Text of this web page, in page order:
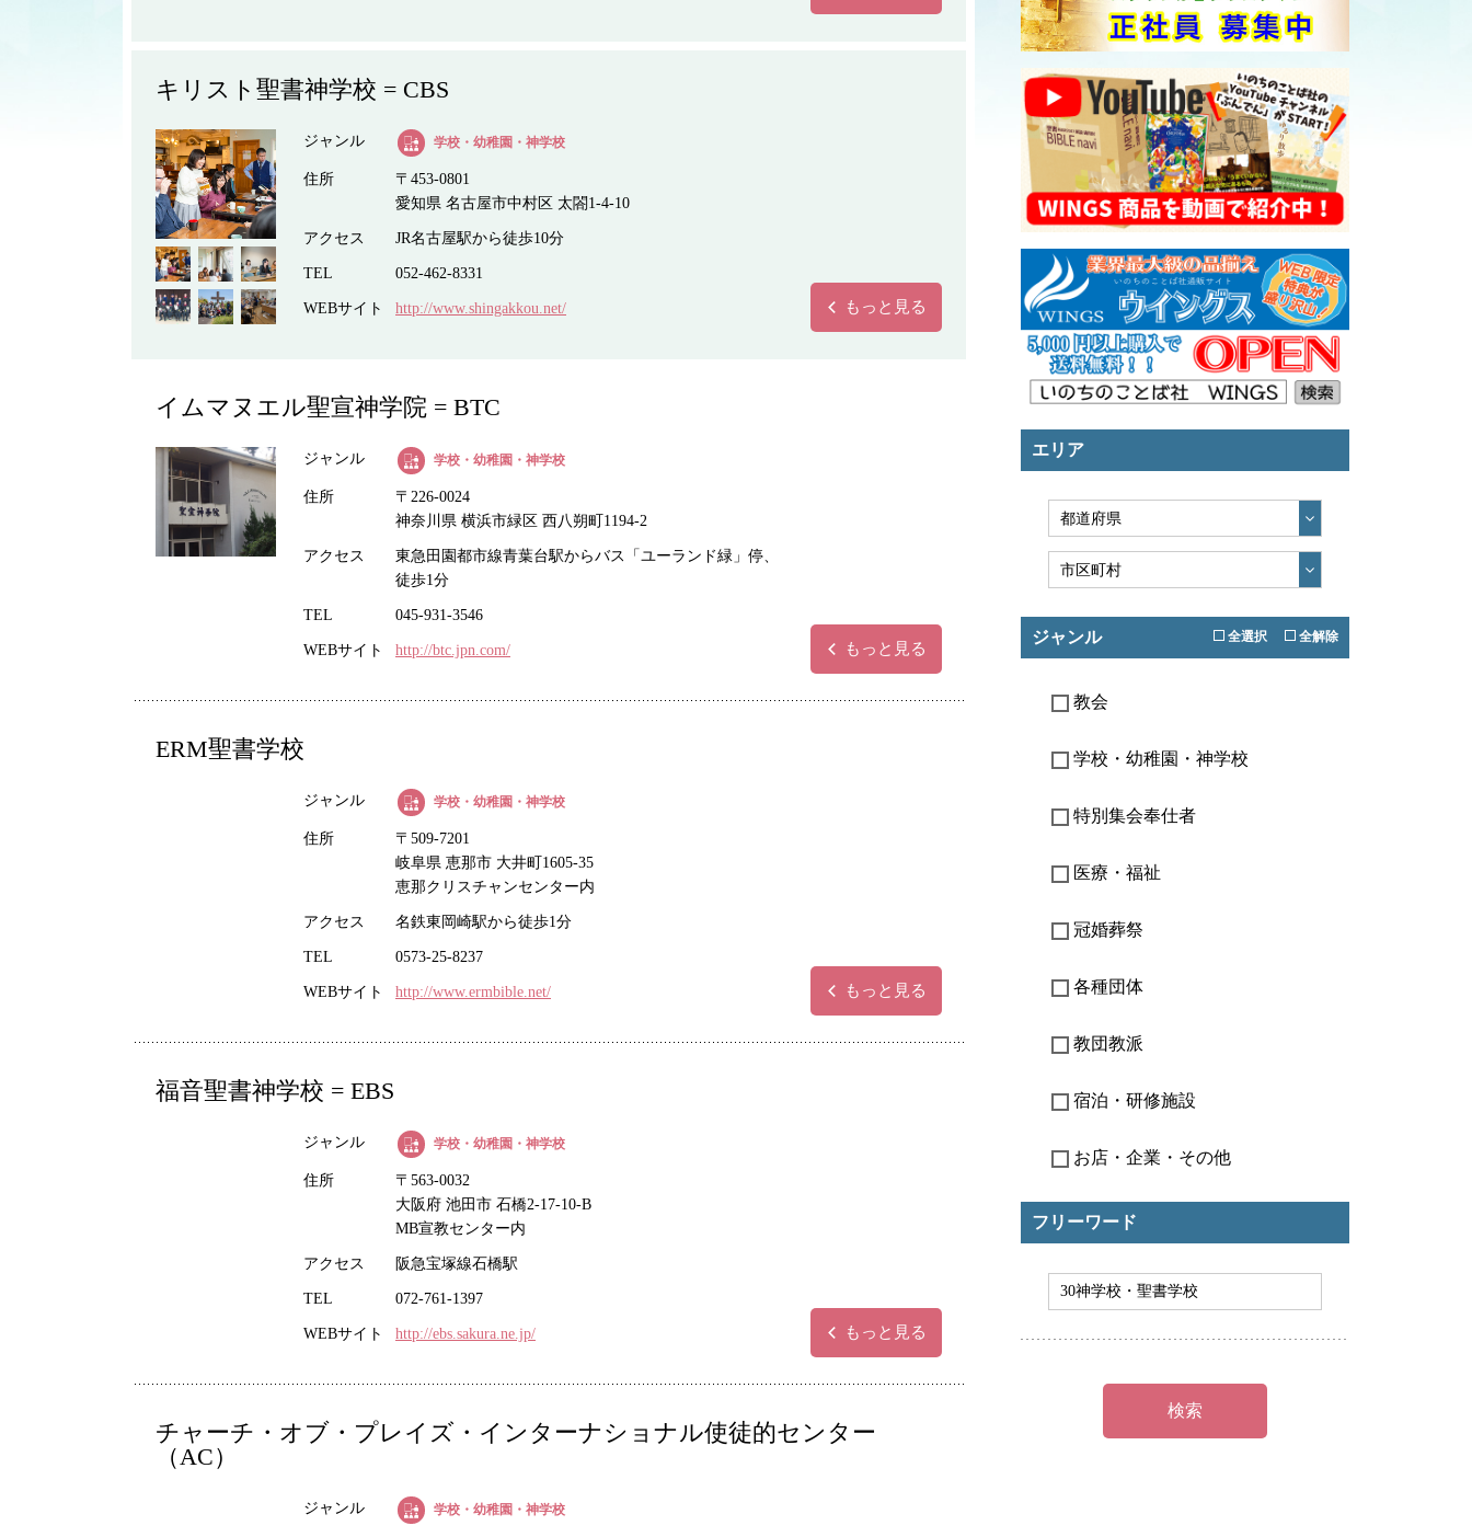
キリスト聖書神学校 = CBS
ジャンル 学校・幼稚園・神学校
住所
〒453-0801
愛知県 名古屋市中村区 太閤1-4-10
アクセス JR名古屋駅から徒歩10分
TEL 052-462-8331
WEBサイト http://www.shingakkou.net/ もっと見る
イムマヌエル聖宣神学院 = BTC
ジャンル 学校・幼稚園・神学校
住所
〒226-0024
神奈川県 横浜市緑区 西八朔町1194-2
アクセス
東急田園都市線青葉台駅からバス「ユーランド緑」停、
徒歩1分
TEL 045-931-3546
WEBサイト http://btc.jpn.com/ もっと見る
ERM聖書学校
ジャンル 学校・幼稚園・神学校
住所
〒509-7201
岐阜県 恵那市 大井町1605-35
恵那クリスチャンセンター内
アクセス 名鉄東岡崎駅から徒歩1分
TEL 0573-25-8237
WEBサイト http://www.ermbible.net/ もっと見る
福音聖書神学校 = EBS
ジャンル 学校・幼稚園・神学校
住所
〒563-0032
大阪府 池田市 石橋2-17-10-B
MB宣教センター内
アクセス 阪急宝塚線石橋駅
TEL 072-761-1397
WEBサイト http://ebs.sakura.ne.jp/ もっと見る
チャーチ・オブ・プレイズ・インターナショナル使徒的センター
（AC）
ジャンル 学校・幼稚園・神学校
エリア
ジャンル 全選択 全解除
教会
学校・幼稚園・神学校
特別集会奉仕者
医療・福祉
冠婚葬祭
各種団体
教団教派
宿泊・研修施設
お店・企業・その他
フリーワード